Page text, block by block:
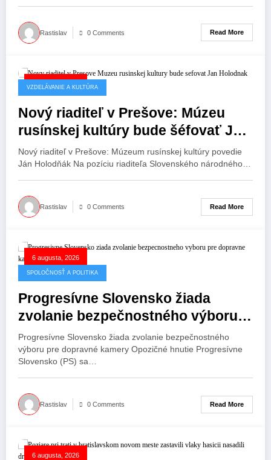
Rastislav 0 Comments Read More
6 augusta, 2026
VZDELÁVANIE A KULTÚRA
Nový riaditeľ v Prešove: Múzeu
rusínskej kultúry bude šéfovať Ján
Holodňák
Nový riaditeľ v Prešove: Múzeum rusínskej kultúry povedie
Ján Holodňák Na pozíciu riaditeľa Slovenského národného…
Rastislav 0 Comments Read More
6 augusta, 2026
SPOLOČNOSŤ A POLITIKA
Progresívne Slovensko žiada
zvolanie bezpečnostného výboru
pre dopravné kamery.
Progresívne Slovensko žiada zvolanie bezpečnostného
výboru pre dopravné kamery Opozičné hnutie Progresívne
Slovensko (PS) sa…
Rastislav 0 Comments Read More
6 augusta, 2026